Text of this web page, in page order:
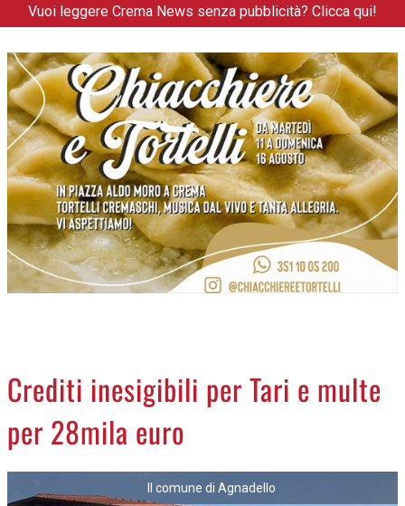
APPUNTAMENTI
CREMASCO
OROSCOPO
LA PIAZZA
ANIMALI
NECROLOGI
ACCEDI
Vuoi leggere Crema News senza pubblicità? Clicca qui!
Crediti inesigibili per Tari e multe
per 28mila euro
Il comune di Agnadello